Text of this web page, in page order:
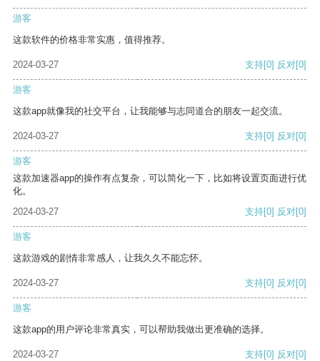
游客
这款软件的价格非常实惠，值得推荐。
2024-03-27 支持[0] 反对[0]
游客
这款app就像我的社交平台，让我能够与志同道合的朋友一起交流。
2024-03-27 支持[0] 反对[0]
游客
这款加速器app的操作有点复杂，可以简化一下，比如将设置页面进行优
化。
2024-03-27
支持[0] 反对[0]
游客
这款游戏的剧情非常感人，让我久久不能忘怀。
2024-03-27 支持[0] 反对[0]
游客
这款app的用户评论非常真实，可以帮助我做出更准确的选择。
2024-03-27 支持[0] 反对[0]